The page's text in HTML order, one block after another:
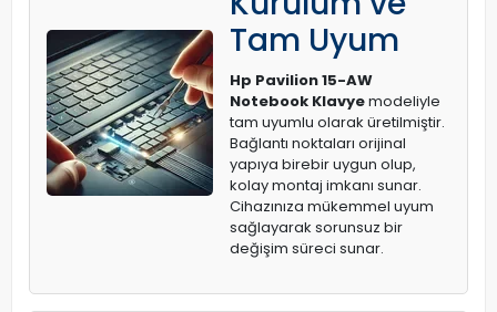
Tam Uyum
Hp Pavilion 15-AW
Notebook Klavyemodeliyle
tam uyumlu olarak üretilmiştir.
Bağlantı noktaları orijinal
yapıya birebir uygun olup,
kolay montaj imkanı sunar.
Cihazınıza mükemmel uyum
sağlayarak sorunsuz bir
değişim süreci sunar.